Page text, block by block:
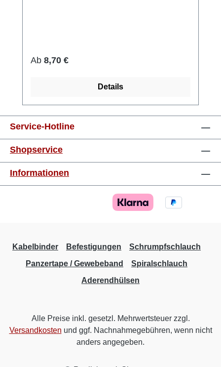
Regulärer Preis:
Ab 8,70 €
Details
Service-Hotline
Shopservice
Informationen
Kabelbinder Befestigungen
Schrumpfschlauch
Panzertape / Gewebeband
Spiralschlauch
Aderendhülsen
Alle Preise inkl. gesetzl. Mehrwertsteuer zzgl.
Versandkosten und ggf. Nachnahmegebühren, wenn nicht
anders angegeben.